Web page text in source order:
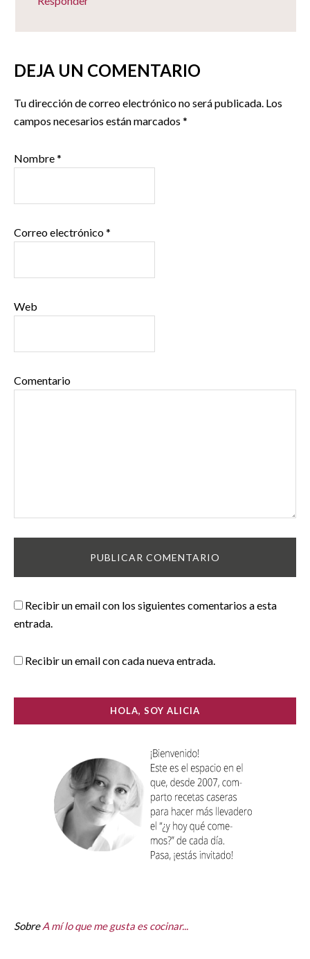
DEJA UN COMENTARIO
Tu dirección de correo electrónico no será publicada. Los
campos necesarios están marcados *
Nombre*
Correo electrónico*
Web
Comentario
Recibir un email con los siguientes comentarios a esta
entrada.
Recibir un email con cada nueva entrada.
HOLA, SOY ALICIA
SobreA mí lo que me gusta es cocinar...